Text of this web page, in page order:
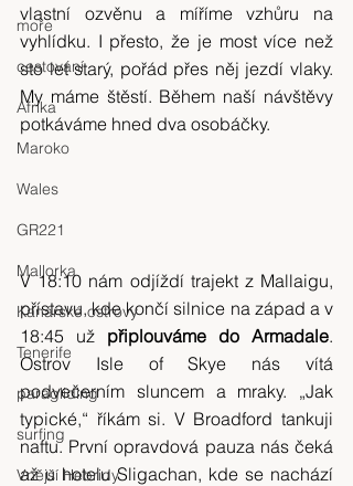
moře
cestování
Afrika
Maroko
Wales
GR221
Mallorka
Kanárské ostrovy
Tenerife
paragliding
surfing
Vnější Hebridy
vlastní ozvěnu a míříme vzhůru na
vyhlídku. I přesto, že je most více než
sto let starý, pořád přes něj jezdí vlaky.
My máme štěstí. Během naší návštěvy
potkáváme hned dva osobáčky.
V 18:10 nám odjíždí trajekt z Mallaigu,
přístavu, kde končí silnice na západ a v
18:45 už připlouváme do Armadale.
Ostrov Isle of Skye nás vítá
podvečerním sluncem a mraky. „Jak
typické,“ říkám si. V Broadford tankuji
naftu. První opravdová pauza nás čeká